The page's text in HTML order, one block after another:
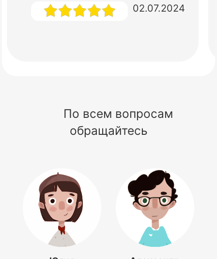
02.07.2024
По всем вопросам
обращайтесь